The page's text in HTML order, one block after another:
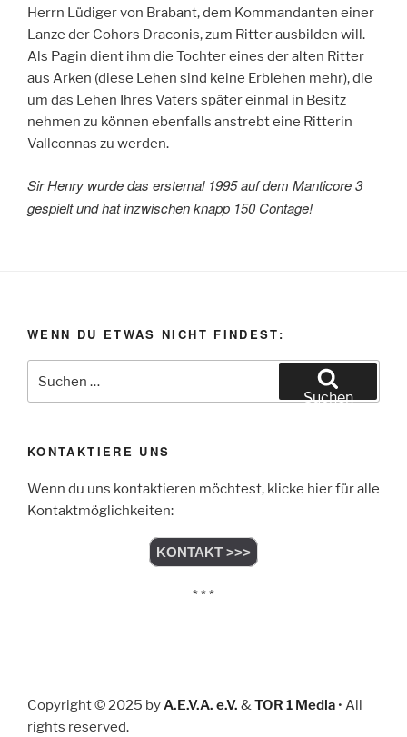
Herrn Lüdiger von Brabant, dem Kommandanten einer
Lanze der Cohors Draconis, zum Ritter ausbilden will.
Als Pagin dient ihm die Tochter eines der alten Ritter
aus Arken (diese Lehen sind keine Erblehen mehr), die
um das Lehen Ihres Vaters später einmal in Besitz
nehmen zu können ebenfalls anstrebt eine Ritterin
Vallconnas zu werden.
Sir Henry wurde das erstemal 1995 auf dem Manticore 3
gespielt und hat inzwischen knapp 150 Contage!
WENN DU ETWAS NICHT FINDEST:
nach:
Suchen
KONTAKTIERE UNS
Wenn du uns kontaktieren möchtest, klicke hier für alle
Kontaktmöglichkeiten:
KONTAKT >>>
* * *
Copyright © 2025 byA.E.V.A. e.V. &TOR 1 Media • All
rights reserved.